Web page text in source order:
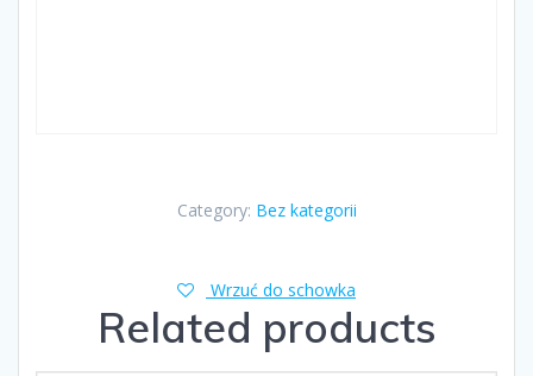
Category: Bez kategorii
Wrzuć do schowka
Related products